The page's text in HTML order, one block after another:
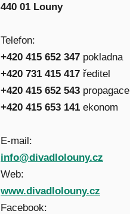
440 01 Louny
Telefon:
+420 415 652 347 pokladna
+420 731 415 417 ředitel
+420 415 652 543 propagace
+420 415 653 141 ekonom
E-mail:
info@divadlolouny.cz
Web:
www.divadlolouny.cz
Facebook: